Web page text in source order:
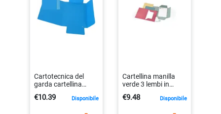
Cartotecnica del
garda cartellina
elastico
€10.39 Disponibile
Cartellina manilla
verde 3 lembi in
8001182005588
€9.48 Disponibile